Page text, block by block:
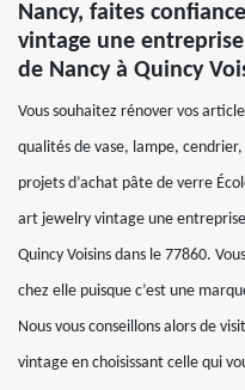
Nancy, faites
vintage une
de Nancy à Quincy
Vous souhaitez rénover vos
qualités de vase, lampe,
projets d’achat pâte de verre
art jewelry vintage une
Quincy Voisins dans le 77860.
chez elle puisque c’est une
Nous vous conseillons alors de
vintage en choisissant celle qui